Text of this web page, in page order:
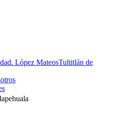
López MateosTultitlán de